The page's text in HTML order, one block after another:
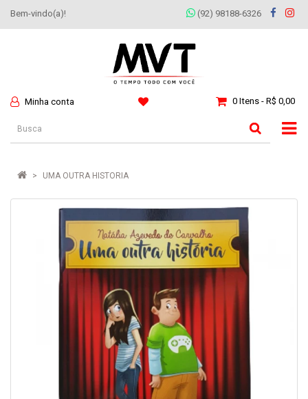
Bem-vindo(a)! (92) 98188-6326
Minha conta 0 Itens - R$ 0,00
UMA OUTRA HISTORIA